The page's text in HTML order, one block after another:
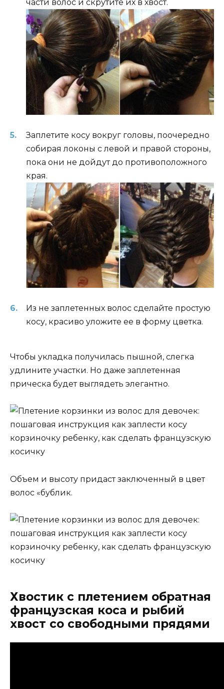
части волос и скрутите их в хвост.
Заплетите косу вокруг головы, поочередно
собирая локоны с левой и правой стороны,
пока они не дойдут до противоположного
края.
Из не заплетенных волос сделайте простую
косу, красиво уложите ее в форму цветка.
Чтобы укладка получилась пышной, слегка
удлините участки. Но даже заплетенная
прическа будет выглядеть элегантно.
Объем и высоту придаст заключенный в цвет
волос «бублик.
Хвостик с плетением обратная
французская коса и рыбий
хвост со свободными прядями